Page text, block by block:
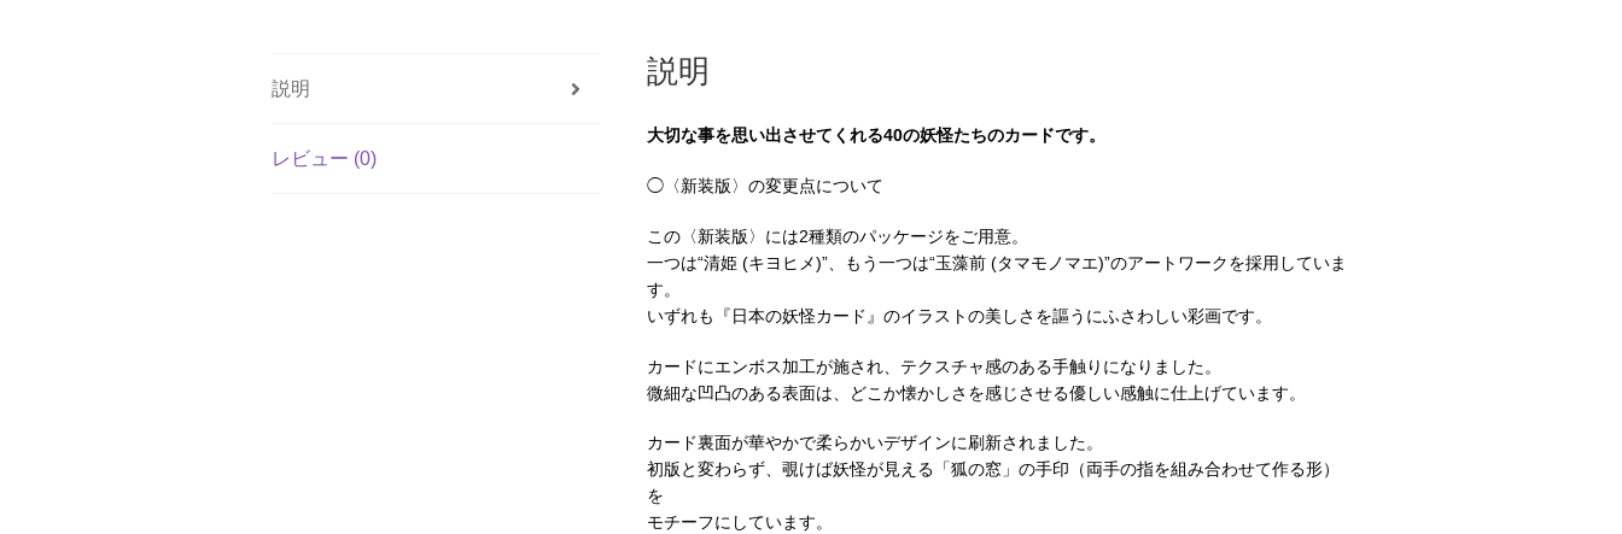
説明
レビュー (0)
説明
大切な事を思い出させてくれる40の妖怪たちのカードです。
◯〈新装版〉の変更点について
この〈新装版〉には2種類のパッケージをご用意。
一つは“清姫 (キヨヒメ)”、もう一つは“玉藻前 (タマモノマエ)”のアートワークを採用していま
す。
いずれも『日本の妖怪カード』のイラストの美しさを謳うにふさわしい彩画です。
カードにエンボス加工が施され、テクスチャ感のある手触りになりました。
微細な凹凸のある表面は、どこか懐かしさを感じさせる優しい感触に仕上げています。
カード裏面が華やかで柔らかいデザインに刷新されました。
初版と変わらず、覗けば妖怪が見える「狐の窓」の手印（両手の指を組み合わせて作る形）
を
モチーフにしています。